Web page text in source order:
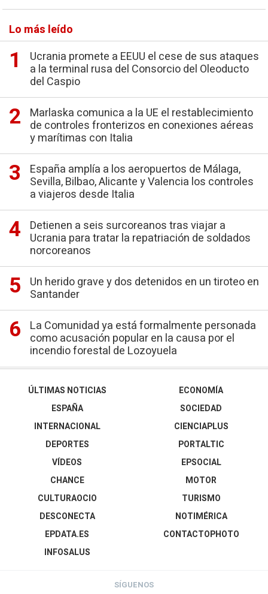
Lo más leído
Ucrania promete a EEUU el cese de sus ataques
a la terminal rusa del Consorcio del Oleoducto
del Caspio
Marlaska comunica a la UE el restablecimiento
de controles fronterizos en conexiones aéreas
y marítimas con Italia
España amplía a los aeropuertos de Málaga,
Sevilla, Bilbao, Alicante y Valencia los controles
a viajeros desde Italia
Detienen a seis surcoreanos tras viajar a
Ucrania para tratar la repatriación de soldados
norcoreanos
Un herido grave y dos detenidos en un tiroteo en
Santander
La Comunidad ya está formalmente personada
como acusación popular en la causa por el
incendio forestal de Lozoyuela
ÚLTIMAS NOTICIAS
ESPAÑA
INTERNACIONAL
DEPORTES
VÍDEOS
ECONOMÍA
SOCIEDAD
CIENCIAPLUS
PORTALTIC
EPSOCIAL
CHANCE
CULTURAOCIO
DESCONECTA
EPDATA.ES
INFOSALUS
MOTOR
TURISMO
NOTIMÉRICA
CONTACTOPHOTO
SÍGUENOS